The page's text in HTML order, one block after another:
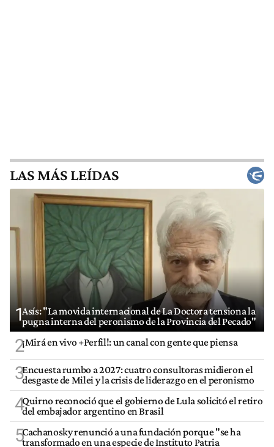
LAS MÁS LEÍDAS
1Asís: "La movida internacional de La Doctora tensiona la
pugna interna del peronismo de la Provincia del Pecado"
2¡Mirá en vivo +Perfil!: un canal con gente que piensa
3Encuesta rumbo a 2027: cuatro consultoras midieron el
desgaste de Milei y la crisis de liderazgo en el peronismo
4Quirno reconoció que el gobierno de Lula solicitó el retiro
del embajador argentino en Brasil
5Cachanosky renunció a una fundación porque "se ha
transformado en una especie de Instituto Patria